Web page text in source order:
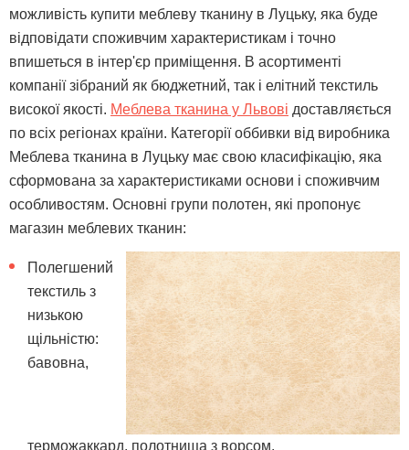
можливість купити меблеву тканину в Луцьку, яка буде
відповідати споживчим характеристикам і точно
впишеться в інтер'єр приміщення. В асортименті
компанії зібраний як бюджетний, так і елітний текстиль
високої якості. Меблева тканина у Львові доставляється
по всіх регіонах країни. Категорії оббивки від виробника
Меблева тканина в Луцьку має свою класифікацію, яка
сформована за характеристиками основи і споживчим
особливостям. Основні групи полотен, які пропонує
магазин меблевих тканин:
Полегшений
текстиль з
низькою
щільністю:
бавовна,
терможаккард, полотнища з ворсом.